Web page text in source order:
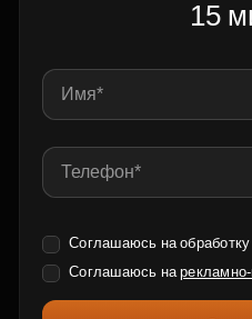
15
Соглашаюсь на обработку
Соглашаюсь на